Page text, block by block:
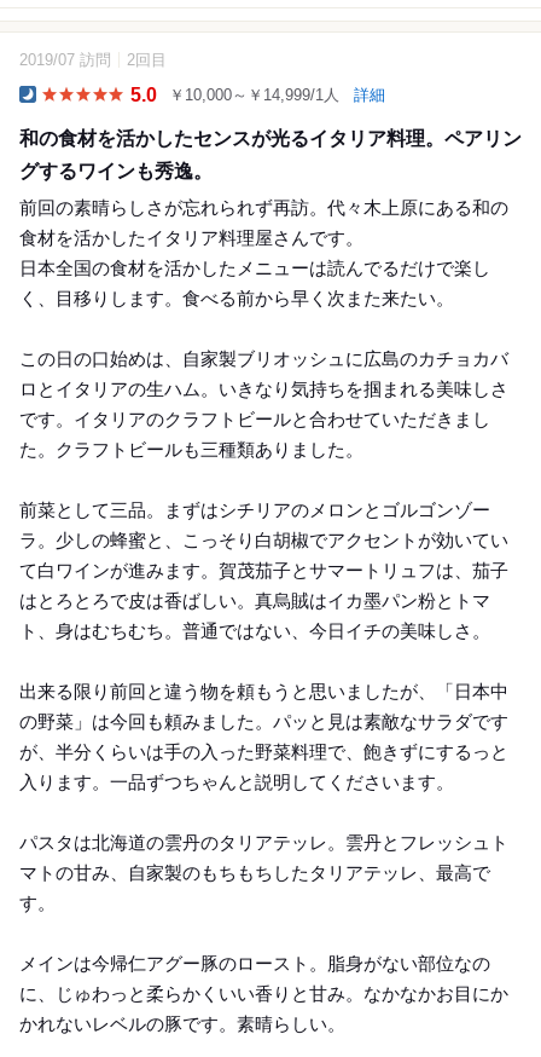
13
2019/07 訪問 2回目
5.0 ￥10,000～￥14,999/1人 詳細
和の食材を活かしたセンスが光るイタリア料理。ペアリン
グするワインも秀逸。
前回の素晴らしさが忘れられず再訪。代々木上原にある和の
食材を活かしたイタリア料理屋さんです。
日本全国の食材を活かしたメニューは読んでるだけで楽し
く、目移りします。食べる前から早く次また来たい。
この日の口始めは、自家製ブリオッシュに広島のカチョカバ
ロとイタリアの生ハム。いきなり気持ちを掴まれる美味しさ
です。イタリアのクラフトビールと合わせていただきまし
た。クラフトビールも三種類ありました。
前菜として三品。まずはシチリアのメロンとゴルゴンゾー
ラ。少しの蜂蜜と、こっそり白胡椒でアクセントが効いてい
て白ワインが進みます。賀茂茄子とサマートリュフは、茄子
はとろとろで皮は香ばしい。真烏賊はイカ墨パン粉とトマ
ト、身はむちむち。普通ではない、今日イチの美味しさ。
出来る限り前回と違う物を頼もうと思いましたが、「日本中
の野菜」は今回も頼みました。パッと見は素敵なサラダです
が、半分くらいは手の入った野菜料理で、飽きずにするっと
入ります。一品ずつちゃんと説明してくださいます。
パスタは北海道の雲丹のタリアテッレ。雲丹とフレッシュト
マトの甘み、自家製のもちもちしたタリアテッレ、最高で
す。
メインは今帰仁アグー豚のロースト。脂身がない部位なの
に、じゅわっと柔らかくいい香りと甘み。なかなかお目にか
かれないレベルの豚です。素晴らしい。